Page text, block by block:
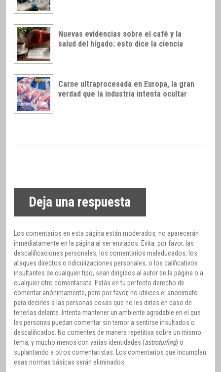
Nuevas evidencias sobre el café y la
salud del hígado: esto dice la ciencia
Carne ultraprocesada en Europa, la gran
verdad que la industria intenta ocultar
Deja una respuesta
Los comentarios en esta página están moderados, no aparecerán
inmediatamente en la página al ser enviados. Evita, por favor, las
descalificaciones personales, los comentarios maleducados, los
ataques directos o ridiculizaciones personales, o los calificativos
insultantes de cualquier tipo, sean dirigidos al autor de la página o a
cualquier otro comentarista. Estás en tu perfecto derecho de
comentar anónimamente, pero por favor, no utilices el anonimato
para decirles a las personas cosas que no les dirías en caso de
tenerlas delante. Intenta mantener un ambiente agradable en el que
las personas puedan comentar sin temor a sentirse insultados o
descalificados. No comentes de manera repetitiva sobre un mismo
tema, y mucho menos con varias identidades (astroturfing) o
suplantando a otros comentaristas. Los comentarios que incumplan
esas normas básicas serán eliminados.